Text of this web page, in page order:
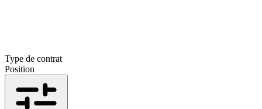
Type de contrat
Position